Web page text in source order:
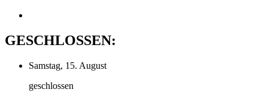
GESCHLOSSEN:
Samstag, 15. August
geschlossen